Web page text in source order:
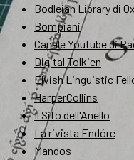
Bodleian Library di
Bompiani
Canale Youtube di
Digital Tolkien
Elvish Linguistic
HarperCollins
Il Sito dell'Anello
La rivista Endóre
Mandos